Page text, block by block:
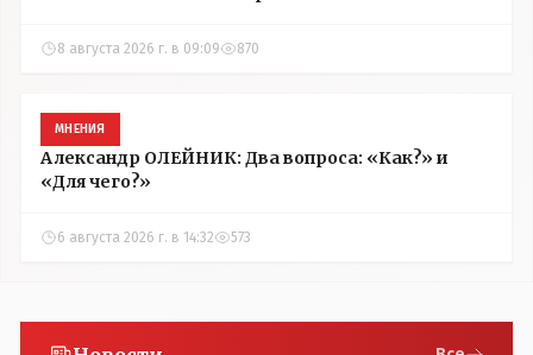
8 августа 2026 г. в 09:09 870
МНЕНИЯ
Александр ОЛЕЙНИК: Два вопроса: «Как?» и
«Для чего?»
6 августа 2026 г. в 14:32 573